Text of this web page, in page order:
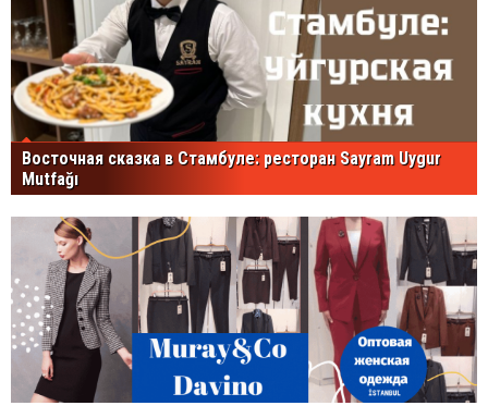
Восточная сказка в Стамбуле: ресторан Sayram Uygur
Mutfağı